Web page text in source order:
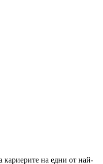
кариерите на едни от най-